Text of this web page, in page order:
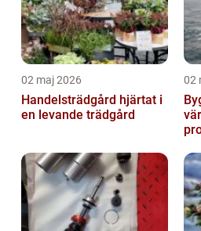
02 maj 2026
Handelsträdgård hjärtat i
en levande trädgård
02